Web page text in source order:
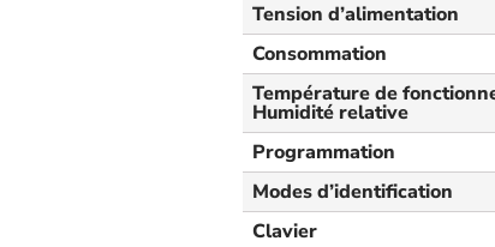
Tension d’alimentation
Consommation
Température de
Humidité relative
Programmation
Modes d’identification
Clavier